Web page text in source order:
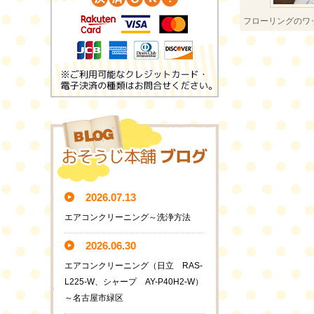
フローリングのワ
2026.07.13
エアコンクリーニング～洗浄方法
2026.06.30
エアコンクリーニング（日立 RAS-
L225-W、シャープ AY-P40H2-W）
～名古屋市緑区